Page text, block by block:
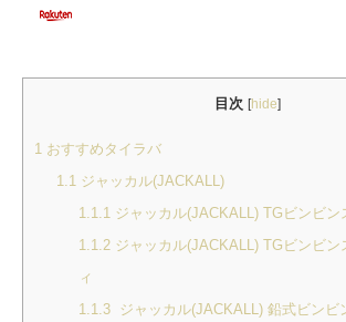
目次 [hide]
1 おすすめタイラバ
1.1 ジャッカル(JACKALL)
1.1.1 ジャッカル(JACKALL) TGビンビン
1.1.2ジャッカル(JACKALL) TGビンビン
ィ
1.1.3ジャッカル(JACKALL) 鉛式ビンビ